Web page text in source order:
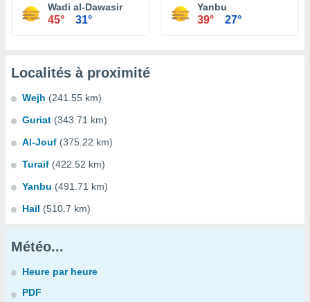
Wadi al-Dawasir
45° 31°
Yanbu
39° 27°
Localités à proximité
Wejh (241.55 km)
Guriat (343.71 km)
Al-Jouf (375.22 km)
Turaif (422.52 km)
Yanbu (491.71 km)
Hail (510.7 km)
Météo...
Heure par heure
PDF